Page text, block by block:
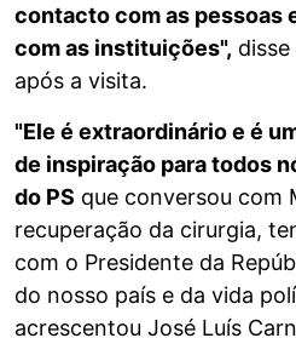
contacto com as pessoas
com as instituições",
após a visita.
"Ele é extraordinário e é
de inspiração para todos
do PS que conversou com
recuperação da cirurgia,
com o Presidente da
do nosso país e da vida
acrescentou José Luís